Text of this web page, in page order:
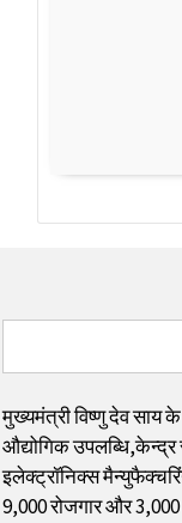
मुख्यमंत्री विष्णु देव साय
औद्योगिक उपलब्धि,केन्द्र
इलेक्ट्रॉनिक्स
9,000 रोजगार और